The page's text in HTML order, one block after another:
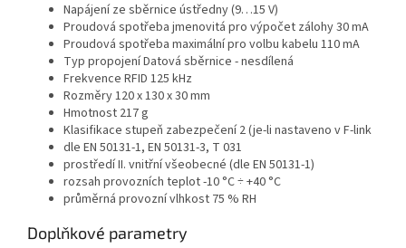
Napájení ze sběrnice ústředny (9…15 V)
Proudová spotřeba jmenovitá pro výpočet zálohy30 mA
Proudová spotřeba maximální pro volbu kabelu 110 mA
Typ propojeníDatová sběrnice - nesdílená
Frekvence RFID 125 kHz
Rozměry120 x 130 x 30 mm
Hmotnost 217 g
Klasifikace stupeň zabezpečení 2 (je-li nastaveno v F-link
dle EN 50131-1, EN 50131-3, T 031
prostředíII. vnitřní všeobecné (dle EN 50131-1)
rozsah provozních teplot-10 °C ÷ +40 °C
průměrná provozní vlhkost 75 % RH
Doplňkové parametry